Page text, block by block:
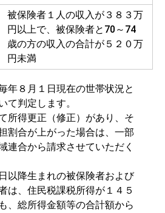
被保険者１人の収入が３８３万
円以上で、被保険者と70～74
歳の方の収入の合計が５２０万
円未満
年８月１日現在の世帯状況と
て判定します。
所得更正（修正）があり、そ
割合が上がった場合は、一部
連合から請求させていただく
以降生まれの被保険者および
は、住民税課税所得が１４５
、総所得金額等の合計額から